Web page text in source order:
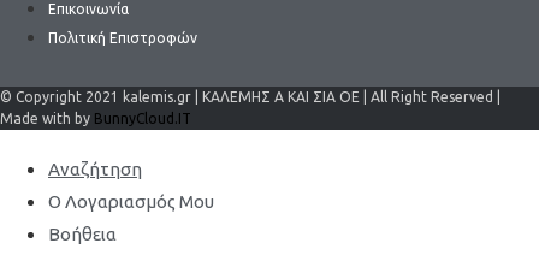
Επικοινωνία
Πολιτική Επιστροφών
© Copyright 2021 kalemis.gr | ΚΑΛΕΜΗΣ Α ΚΑΙ ΣΙΑ ΟΕ | All Right Reserved |
Made with by BunnyCloud.IT
Αναζήτηση
Ο Λογαριασμός Μου
Βοήθεια